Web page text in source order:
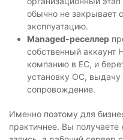
обычно не закрывает
эксплуатацию.
Managed-реселлер
собственный аккаунт
компанию в ЕС, и
установку ОС, выдачу
сопровождение.
Именно поэтому для
практичнее. Вы